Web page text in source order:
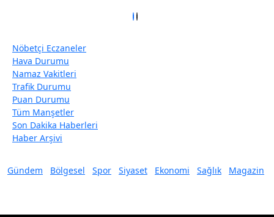
Nöbetçi Eczaneler
Hava Durumu
Namaz Vakitleri
Trafik Durumu
Puan Durumu
Tüm Manşetler
Son Dakika Haberleri
Haber Arşivi
Gündem Bölgesel Spor Siyaset Ekonomi Sağlık Magazin